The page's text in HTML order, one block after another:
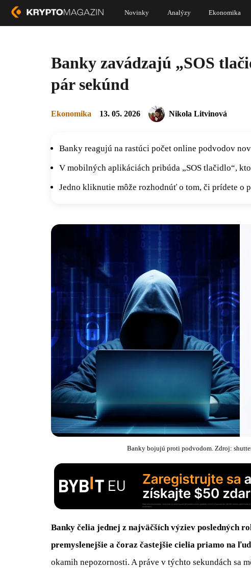
Novinky Analýzy Ekonomika
Banky zavádzajú „SOS
pár sekúnd
Ekonomika 13. 05. 2026 Nikola Litvinová
Banky reagujú na rastúci počet online podvodov
V mobilných aplikáciách pribúda „SOS tlačidlo“,
Jedno kliknutie môže rozhodnúť o tom, či prídete o
Banky bojujú proti podvodom. Zdroj:
Banky čelia jednej z najväčších výziev posledných
premyslenejšie a čoraz častejšie cielia priamo na
okamih nepozornosti. A práve v týchto sekundách sa